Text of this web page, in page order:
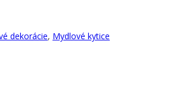
dekorácie, Mydlové kytice